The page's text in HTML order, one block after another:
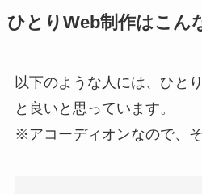
ひとりWeb制作はこん
以下のような人には、ひと
と良いと思っています。
※アコーディオンなので、